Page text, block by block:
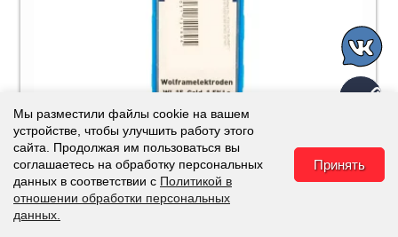
Вольфрамовый электрод WL-15 d 2.0 мм (L=175 мм)
Мы разместили файлы cookie на вашем
устройстве, чтобы улучшить работу этого
сайта. Продолжая им пользоваться вы
соглашаетесь на обработку персональных
данных в соответствии с Политикой в
отношении обработки персональных
данных.
Принять
Каталог